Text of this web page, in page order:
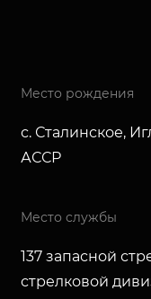
Место рождения
с. Сталинское,
АССР
Место службы
137 запасной
стрелковой